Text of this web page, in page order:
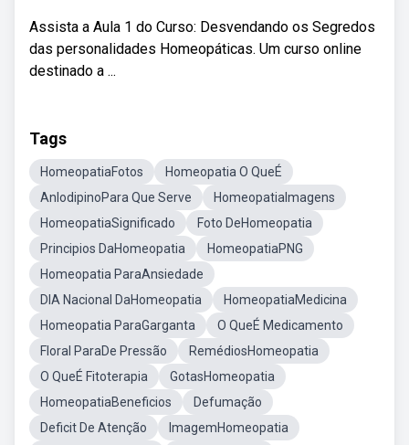
Assista a Aula 1 do Curso: Desvendando os Segredos
das personalidades Homeopáticas. Um curso online
destinado a ...
Tags
HomeopatiaFotos
Homeopatia O QueÉ
AnlodipinoPara Que Serve
HomeopatiaImagens
HomeopatiaSignificado
Foto DeHomeopatia
Principios DaHomeopatia
HomeopatiaPNG
Homeopatia ParaAnsiedade
DIA Nacional DaHomeopatia
HomeopatiaMedicina
Homeopatia ParaGarganta
O QueÉ Medicamento
Floral ParaDe Pressão
RemédiosHomeopatia
O QueÉ Fitoterapia
GotasHomeopatia
HomeopatiaBeneficios
Defumação
Deficit De Atenção
ImagemHomeopatia